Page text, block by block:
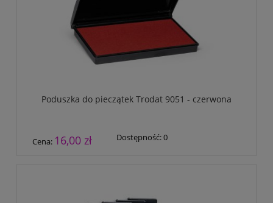
Poduszka do pieczątek Trodat 9051 - czerwona
Cena: 16,00 zł Dostępność:0